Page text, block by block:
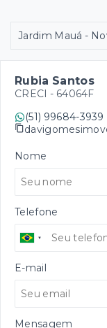
Jardim Mauá -
Rubia Santos
CRECI - 64064F
(51) 99684-3939
Nome
Telefone
E-mail
Mensagem